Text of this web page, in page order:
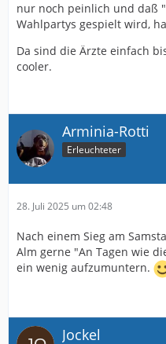
nur noch peinlich und daß
Wahlpartys gespielt wird,
Da sind die Ärzte einfach
cooler.
Arminia-Rotti
Erleuchteter
28. Juli 2025 um 02:48
Nach einem Sieg am
Alm gerne "An Tagen wie
ein wenig aufzumuntern.
Jockel